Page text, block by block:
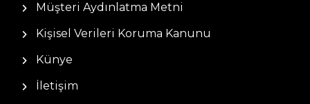
Müşteri Aydınlatma Metni
Kişisel Verileri Koruma Kanunu
Künye
İletişim